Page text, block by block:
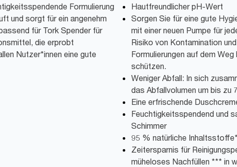
Formulierung
und sorgt für ein angenehm
für Tork Spender für
die erprobt
Nutzer*innen eine gute
Hautfreundlicher pH-Wert
Sorgen Sie für eine gute
mit einer neuen Pumpe für
Risiko von Kontamination
Formulierungen auf dem
schützen.
Weniger Abfall: In sich
das Abfallvolumen um bis zu
Eine erfrischende
Feuchtigkeitsspendend und
Schimmer
95 % natürliche
Zeitersparnis für
müheloses Nachfüllen *** in